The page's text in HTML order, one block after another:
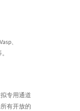
、
专用通道
有开放的